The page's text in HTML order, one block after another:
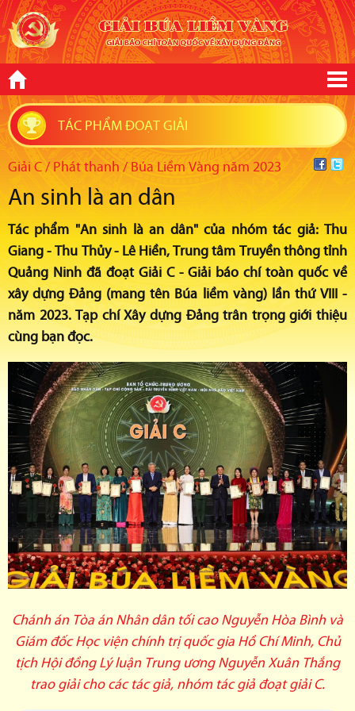
TÁC PHẨM ĐOẠT GIẢI
Giải C / Phát thanh / Búa Liềm Vàng năm 2023
An sinh là an dân
Tác phẩm "An sinh là an dân" của nhóm tác giả: Thu
Giang - Thu Thủy - Lê Hiền, Trung tâm Truyền thông tỉnh
Quảng Ninh đã đoạt Giải C - Giải báo chí toàn quốc về
xây dựng Đảng (mang tên Búa liềm vàng) lần thứ VIII -
năm 2023. Tạp chí Xây dựng Đảng trân trọng giới thiệu
cùng bạn đọc.
Chánh án Tòa án Nhân dân tối cao Nguyễn Hòa Bình và
Giám đốc Học viện chính trị quốc gia Hồ Chí Minh, Chủ
tịch Hội đồng Lý luận Trung ương Nguyễn Xuân Thắng
trao giải cho các tác giả, nhóm tác giả đoạt giải C.